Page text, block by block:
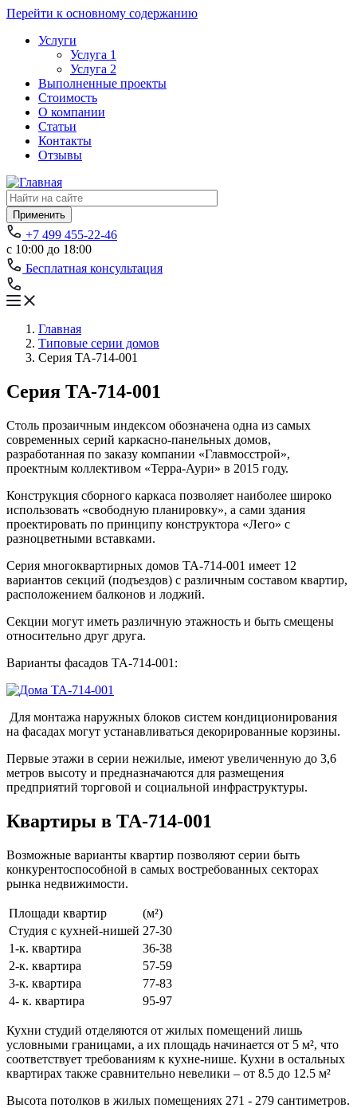
Перейти к основному содержанию
Услуги
Услуга 1
Услуга 2
Выполненные проекты
Стоимость
О компании
Статьи
Контакты
Отзывы
Применить
+7 499 455-22-46
с 10:00 до 18:00
Бесплатная консультация
Главная
Типовые серии домов
Серия ТА-714-001
Серия ТА-714-001
Столь прозаичным индексом обозначена одна из самых
современных серий каркасно-панельных домов,
разработанная по заказу компании «Главмосстрой»,
проектным коллективом «Терра-Аури» в 2015 году.
Конструкция сборного каркаса позволяет наиболее широко
использовать «свободную планировку», а сами здания
проектировать по принципу конструктора «Лего» с
разноцветными вставками.
Серия многоквартирных домов ТА-714-001 имеет 12
вариантов секций (подъездов) с различным составом квартир,
расположением балконов и лоджий.
Секции могут иметь различную этажность и быть смещены
относительно друг друга.
Варианты фасадов ТА-714-001:
Для монтажа наружных блоков систем кондиционирования
на фасадах могут устанавливаться декорированные корзины.
Первые этажи в серии нежилые, имеют увеличенную до 3,6
метров высоту и предназначаются для размещения
предприятий торговой и социальной инфраструктуры.
Квартиры в ТА-714-001
Возможные варианты квартир позволяют серии быть
конкурентоспособной в самых востребованных секторах
рынка недвижимости.
Площади квартир
(м²)
Студия с кухней-нишей 27-30
1-к. квартира
36-38
2-к. квартира
57-59
3-к. квартира
77-83
4- к. квартира
95-97
Кухни студий отделяются от жилых помещений лишь
условными границами, а их площадь начинается от 5 м², что
соответствует требованиям к кухне-нише. Кухни в остальных
квартирах также сравнительно невелики – от 8.5 до 12.5 м²
Высота потолков в жилых помещениях 271 - 279 сантиметров.